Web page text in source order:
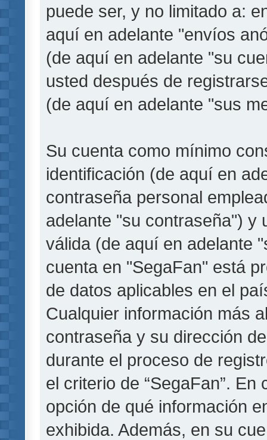
puede ser, y no limitado a:
aquí en adelante "envíos
(de aquí en adelante "su
usted después de
(de aquí en adelante "sus
Su cuenta como mínimo
identificación (de aquí en
contraseña personal
adelante "su contraseña") y
válida (de aquí en adelante
cuenta en "SegaFan" está
de datos aplicables en el
Cualquier información más
contraseña y su dirección
durante el proceso de
el criterio de “SegaFan”.
opción de qué información
exhibida. Además, en su